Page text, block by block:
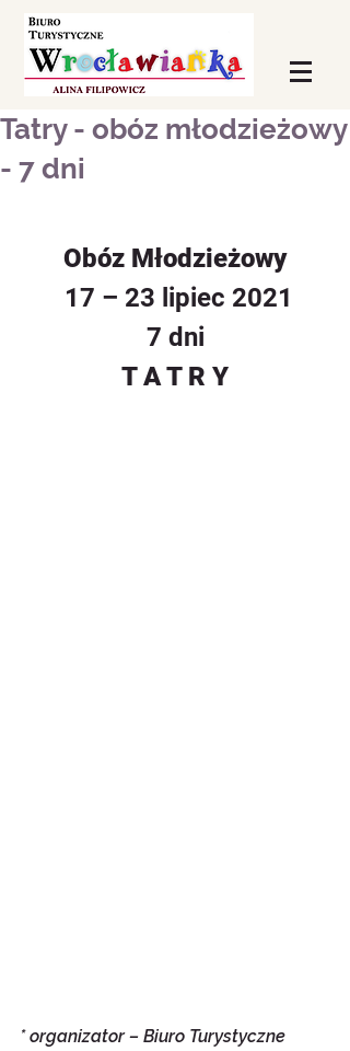
Tatry - obóz młodzieżowy
- 7 dni
Obóz Młodzieżowy
17 – 23 lipiec 2021
7 dni
T A T R Y
* organizator – Biuro Turystyczne